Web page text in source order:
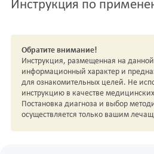
Инструкция по
Обратите внимание!
Инструкция, размещенная на
информационный характер и
для ознакомительных целей. Не
инструкцию в качестве
Постановка диагноза и выбор
осуществляется только вашим